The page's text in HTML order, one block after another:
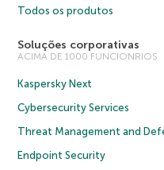
Todos os produtos
Soluções corporativas
ACIMA DE 1000 FUNCIONRIOS
Kaspersky Next
Cybersecurity Services
Threat Management and
Endpoint Security